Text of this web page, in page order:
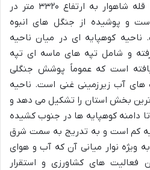
متر تا بیش از ۳۰۰۰ متر (با قله شاهوار به ارتفاع ۳۳۲۰ متر در
و پوشیده از جنگل های انبوه
ناحیه کوهپایه ای در میان ناحیه
و شامل تپه های ماسه ای تپه
است که عموماً پوشش جنگلی
های آب زیرزمینی غنی است. ناحیه
بخش استان را تشکیل می دهد و
دامنه کوهپایه ها در جنوب کشیده
کم است و به تدریج به سمت شرق
ویژه نوار میانی آن که آب و هوای
فعالیت های کشاورزی و استقرار